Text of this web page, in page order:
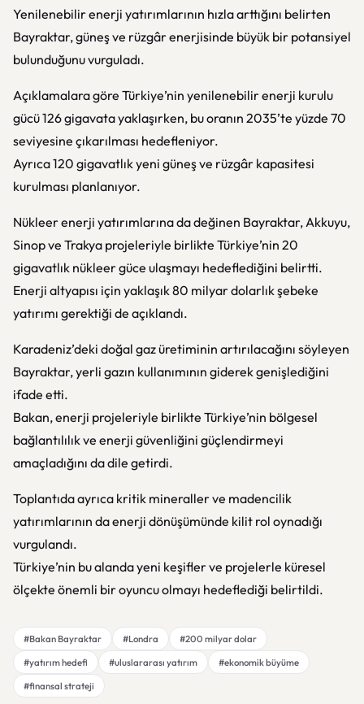
Yenilenebilir enerji yatırımlarının hızla arttığını belirten
Bayraktar, güneş ve rüzgâr enerjisinde büyük bir potansiyel
bulunduğunu vurguladı.
Açıklamalara göre Türkiye’nin yenilenebilir enerji kurulu
gücü 126 gigavata yaklaşırken, bu oranın 2035’te yüzde 70
seviyesine çıkarılması hedefleniyor.
Ayrıca 120 gigavatlık yeni güneş ve rüzgâr kapasitesi
kurulması planlanıyor.
Nükleer enerji yatırımlarına da değinen Bayraktar, Akkuyu,
Sinop ve Trakya projeleriyle birlikte Türkiye’nin 20
gigavatlık nükleer güce ulaşmayı hedeflediğini belirtti.
Enerji altyapısı için yaklaşık 80 milyar dolarlık şebeke
yatırımı gerektiği de açıklandı.
Karadeniz’deki doğal gaz üretiminin artırılacağını söyleyen
Bayraktar, yerli gazın kullanımının giderek genişlediğini
ifade etti.
Bakan, enerji projeleriyle birlikte Türkiye’nin bölgesel
bağlantılılık ve enerji güvenliğini güçlendirmeyi
amaçladığını da dile getirdi.
Toplantıda ayrıca kritik mineraller ve madencilik
yatırımlarının da enerji dönüşümünde kilit rol oynadığı
vurgulandı.
Türkiye’nin bu alanda yeni keşifler ve projelerle küresel
ölçekte önemli bir oyuncu olmayı hedeflediği belirtildi.
#Bakan Bayraktar #Londra
#200 milyar dolar
#yatırım hedefi
#uluslararası yatırım
#ekonomik büyüme
#finansal strateji